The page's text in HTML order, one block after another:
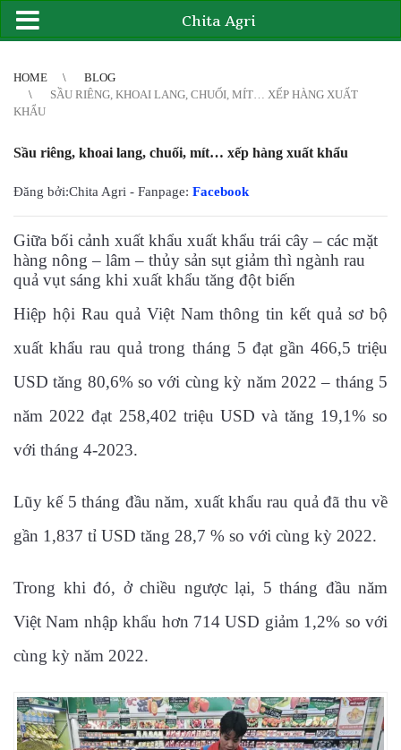
HOME
BLOG
SẦU RIÊNG, KHOAI LANG, CHUỐI, MÍT… XẾP HÀNG XUẤT
KHẨU
Sầu riêng, khoai lang, chuối, mít… xếp hàng xuất khẩu
Đăng bởi:Chita Agri - Fanpage: Facebook
Giữa bối cảnh xuất khẩu xuất khẩu trái cây – các mặt
hàng nông – lâm – thủy sản sụt giảm thì ngành rau
quả vụt sáng khi xuất khẩu tăng đột biến
Hiệp hội Rau quả Việt Nam thông tin kết quả sơ bộ
xuất khẩu rau quả trong tháng 5 đạt gần 466,5 triệu
USD tăng 80,6% so với cùng kỳ năm 2022 – tháng 5
năm 2022 đạt 258,402 triệu USD và tăng 19,1% so
với tháng 4-2023.
Lũy kế 5 tháng đầu năm, xuất khẩu rau quả đã thu về
gần 1,837 tỉ USD tăng 28,7 % so với cùng kỳ 2022.
Trong khi đó, ở chiều ngược lại, 5 tháng đầu năm
Việt Nam nhập khẩu hơn 714 USD giảm 1,2% so với
cùng kỳ năm 2022.
Chita Agri